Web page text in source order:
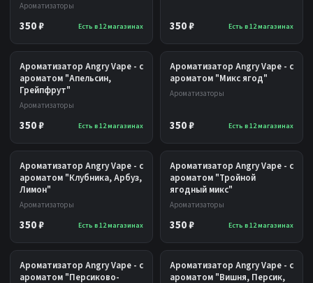
Ароматизаторы
350 ₽ Есть в 12 магазинах 350 ₽ Есть в 12 магазинах
Ароматизатор Angry Vape - с
ароматом "Апельсин,
Грейпфрут"
Ароматизаторы
350 ₽ Есть в 12 магазинах
Ароматизатор Angry Vape - с
ароматом "Микс ягод"
Ароматизаторы
350 ₽ Есть в 12 магазинах
Ароматизатор Angry Vape - с
ароматом "Клубника, Арбуз,
Лимон"
Ароматизаторы
350 ₽ Есть в 12 магазинах
Ароматизатор Angry Vape - с
ароматом "Тройной
ягодный микс"
Ароматизаторы
350 ₽ Есть в 12 магазинах
Ароматизатор Angry Vape - с
ароматом "Персиково-
Ароматизатор Angry Vape - с
ароматом "Вишня, Персик,